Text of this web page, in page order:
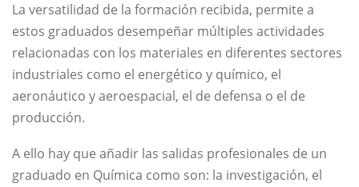
La versatilidad de la formación recibida, permite a
estos graduados desempeñar múltiples actividades
relacionadas con los materiales en diferentes sectores
industriales como el energético y químico, el
aeronáutico y aeroespacial, el de defensa o el de
producción.
A ello hay que añadir las salidas profesionales de un
graduado en Química como son: la investigación, el